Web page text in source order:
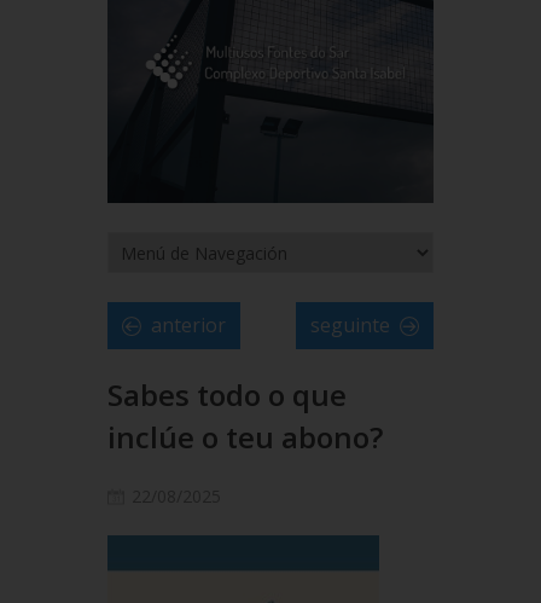
anterior seguinte
Sabes todo o que
inclúe o teu abono?